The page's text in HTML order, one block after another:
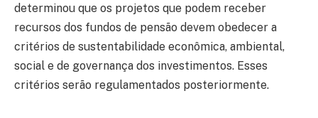
determinou que os projetos que podem receber
recursos dos fundos de pensão devem obedecer a
critérios de sustentabilidade econômica, ambiental,
social e de governança dos investimentos. Esses
critérios serão regulamentados posteriormente.